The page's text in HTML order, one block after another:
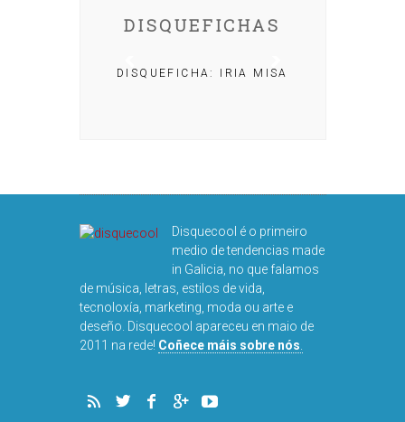
DISQUEFICHAS
DISQUEFICHA: IRIA MISA
Disquecool é o primeiro
medio de tendencias made
in Galicia, no que falamos
de música, letras, estilos de vida,
tecnoloxía, marketing, moda ou arte e
deseño. Disquecool apareceu en maio de
2011 na rede! Coñece máis sobre nós